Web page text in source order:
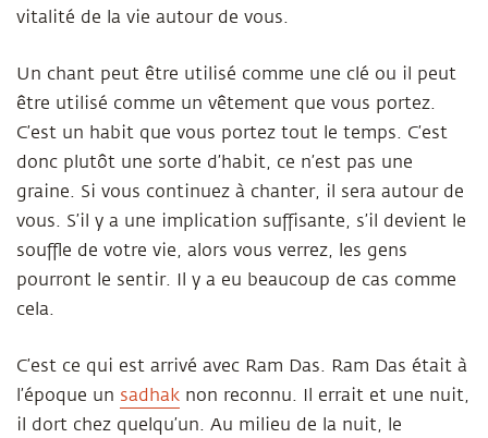
vitalité de la vie autour de vous.
Un chant peut être utilisé comme une clé ou il peut
être utilisé comme un vêtement que vous portez.
C’est un habit que vous portez tout le temps. C’est
donc plutôt une sorte d’habit, ce n’est pas une
graine. Si vous continuez à chanter, il sera autour de
vous. S’il y a une implication suffisante, s’il devient le
souffle de votre vie, alors vous verrez, les gens
pourront le sentir. Il y a eu beaucoup de cas comme
cela.
C’est ce qui est arrivé avec Ram Das. Ram Das était à
l’époque un sadhak non reconnu. Il errait et une nuit,
il dort chez quelqu’un. Au milieu de la nuit, le